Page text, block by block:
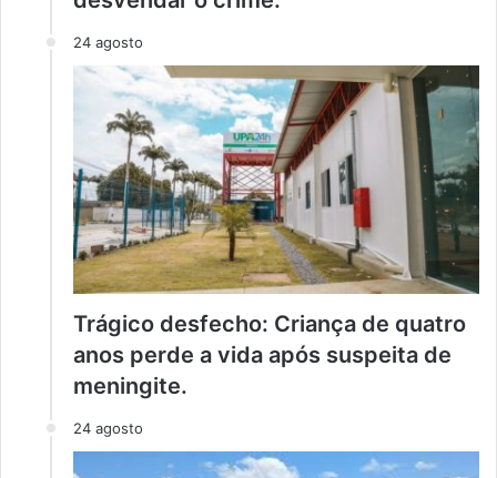
24 agosto
Trágico desfecho: Criança de quatro
anos perde a vida após suspeita de
meningite.
24 agosto